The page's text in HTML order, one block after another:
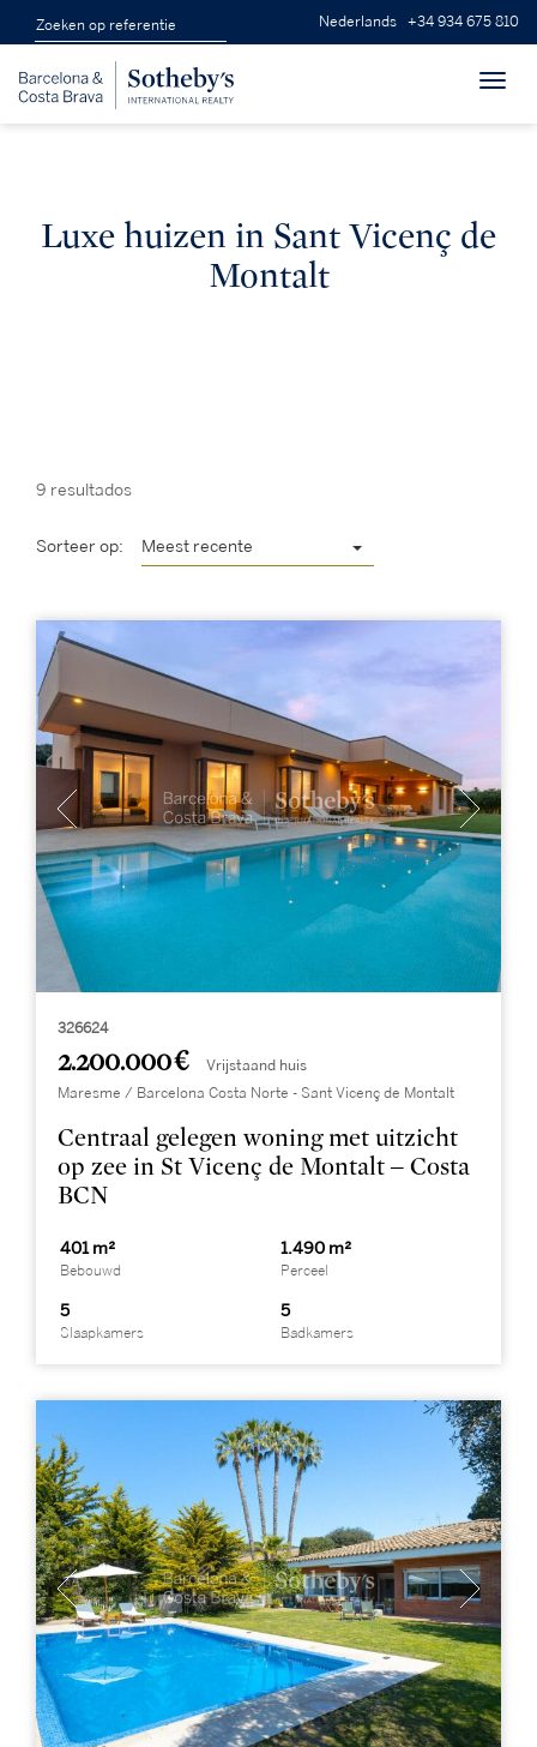
Nederlands +34 934 675 810
Luxe huizen in Sant Vicenç de
Montalt
9 resultados
Sorteer op: Meest recente
326624
2.200.000 € Vrijstaand huis
Maresme / Barcelona Costa Norte - Sant Vicenç de Montalt
Centraal gelegen woning met uitzicht
op zee in St Vicenç de Montalt – Costa
BCN
401 m²
Bebouwd
1.490 m²
Perceel
5
Slaapkamers
5
Badkamers